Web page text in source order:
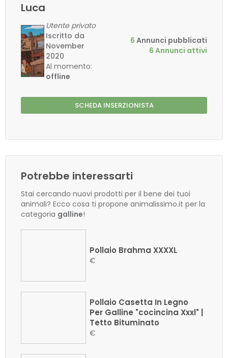
Luca
Utente privato
Iscritto da
November
2020
Al momento:
offline
6 Annunci pubblicati
6 Annunci attivi
SCHEDA INSERZIONISTA
Potrebbe interessarti
Stai cercando nuovi prodotti per il bene dei tuoi
animali? Ecco cosa ti propone animalissimo.it per la
categoria galline!
Pollaio Brahma XXXXL
€
Pollaio Casetta In Legno
Per Galline "cocincina Xxxl" |
Tetto Bituminato
€